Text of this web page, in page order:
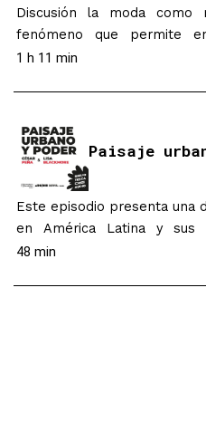
Discusión la moda como
fenómeno que permite
través de un paralelo
narrativa, y su fuerza
1 h 11 min
Paisaje
Este episodio presenta una
en América Latina y sus
negociaciones de poder.
48 min